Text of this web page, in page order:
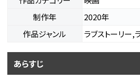
制作年
2020年
作品ジャンル
ラブストーリー,
あらすじ